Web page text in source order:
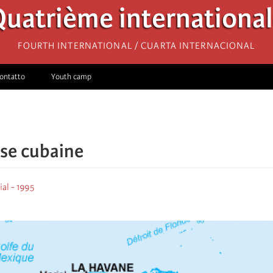
Fourth International / Cuarta Internacional
Youth camp
cubaine
- 1995